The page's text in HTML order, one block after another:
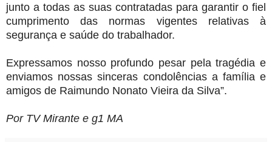
junto a todas as suas contratadas para garantir o fiel
cumprimento das normas vigentes relativas à
segurança e saúde do trabalhador.
Expressamos nosso profundo pesar pela tragédia e
enviamos nossas sinceras condolências a família e
amigos de Raimundo Nonato Vieira da Silva”.
Por TV Mirante e g1 MA